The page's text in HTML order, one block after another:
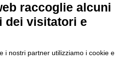
(€):raccoglie alcuni
dei visitatori e
i nostri partner utilizziamo i cookie e